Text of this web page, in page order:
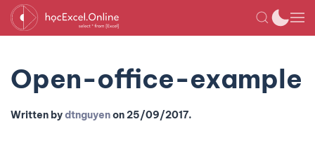
Open-office-example
Written bydtnguyenon25/09/2017.